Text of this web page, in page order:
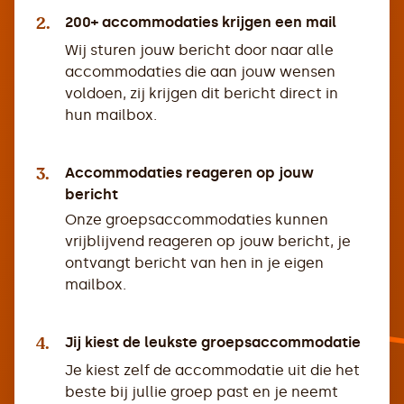
2.
200+ accommodaties krijgen een mail
Wij sturen jouw bericht door naar alle
accommodaties die aan jouw wensen
voldoen, zij krijgen dit bericht direct in
hun mailbox.
3.
Accommodaties reageren op jouw
bericht
Onze groepsaccommodaties kunnen
vrijblijvend reageren op jouw bericht, je
ontvangt bericht van hen in je eigen
mailbox.
4.
Jij kiest de leukste groepsaccommodatie
Je kiest zelf de accommodatie uit die het
beste bij jullie groep past en je neemt